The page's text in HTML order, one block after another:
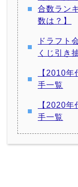
合数ラン
数は？】
ドラフト
くじ引き
【2010
手一覧
【2020
手一覧